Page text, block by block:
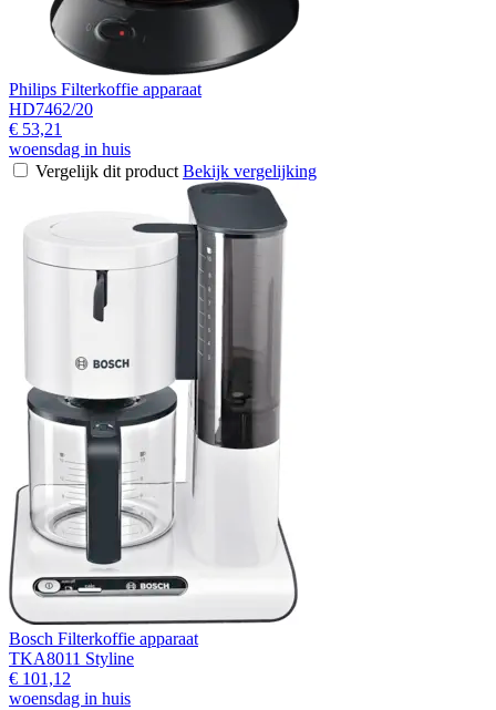
Philips Filterkoffie apparaat
HD7462/20
€ 53,21
woensdag in huis
Vergelijk dit product Bekijk vergelijking
Bosch Filterkoffie apparaat
TKA8011 Styline
€ 101,12
woensdag in huis